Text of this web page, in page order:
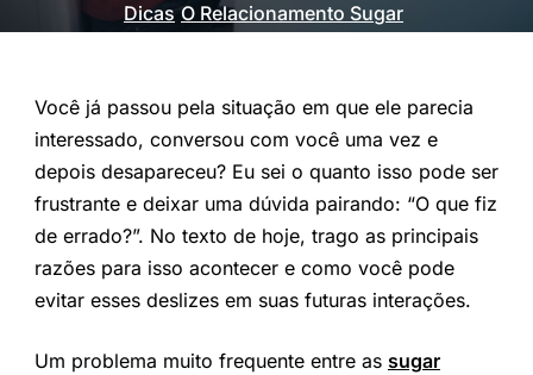
Dicas O Relacionamento Sugar
Você já passou pela situação em que ele parecia
interessado, conversou com você uma vez e
depois desapareceu? Eu sei o quanto isso pode ser
frustrante e deixar uma dúvida pairando: “O que fiz
de errado?”. No texto de hoje, trago as principais
razões para isso acontecer e como você pode
evitar esses deslizes em suas futuras interações.
Um problema muito frequente entre as sugar